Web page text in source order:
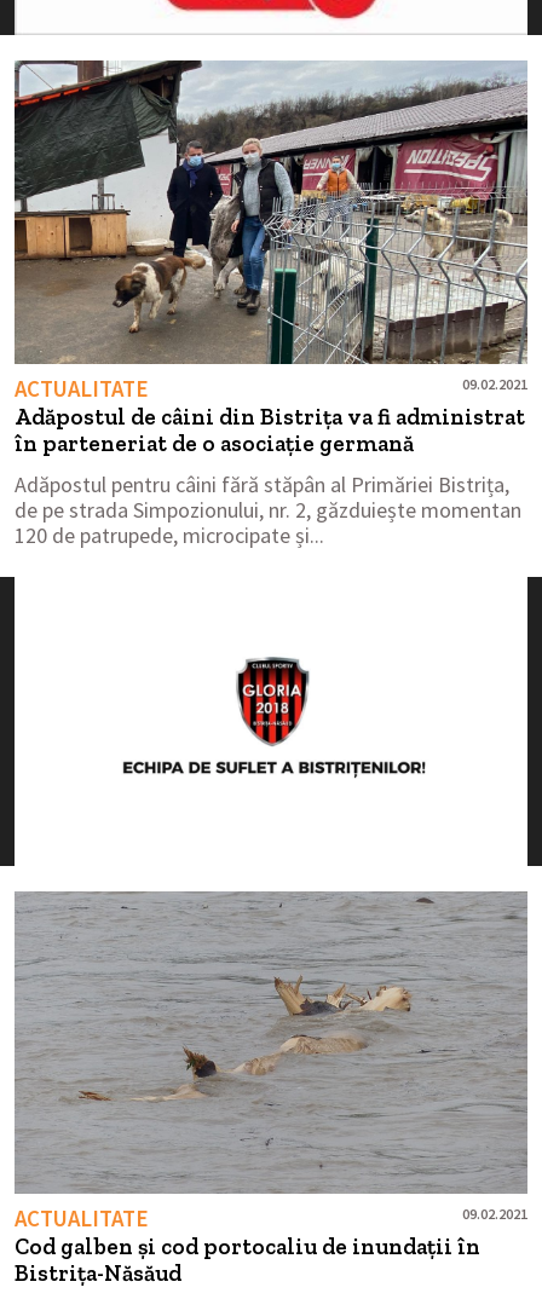
ACTUALITATE 09.02.2021
Adăpostul de câini din Bistrița va fi administrat
în parteneriat de o asociație germană
Adăpostul pentru câini fără stăpân al Primăriei Bistrița,
de pe strada Simpozionului, nr. 2, găzduiește momentan
120 de patrupede, microcipate și...
ACTUALITATE 09.02.2021
Cod galben și cod portocaliu de inundații în
Bistrița-Năsăud